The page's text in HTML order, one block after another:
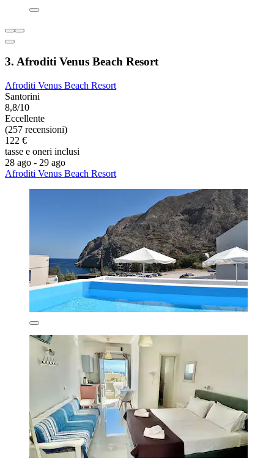
3. Afroditi Venus Beach Resort
Afroditi Venus Beach Resort
Santorini
8,8/10
Eccellente
(257 recensioni)
122 €
tasse e oneri inclusi
28 ago - 29 ago
Afroditi Venus Beach Resort